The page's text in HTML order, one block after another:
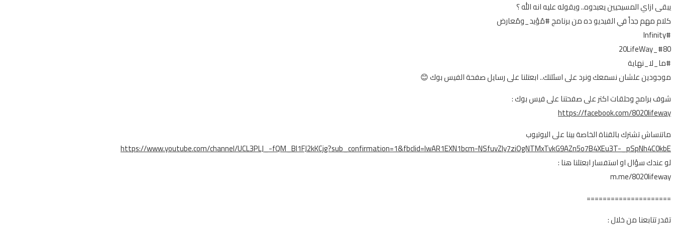
يبقى ازاي المسيحيين يعبدوه.. ويقوله عليه انه الله ؟
كلام مهم جداً في الفيديو ده من برنامج #مُؤيد_ومُعارض
#Infinity
#80_20LifeWay
#ما_لا_نهاية
موجودين علشان نسمعك ونرد على اسئلتك.. ابعتلنا على رسايل صفحة الفيس بوك 😊
شوف برامج وحلقات اكتر على صفحتنا على فيس بوك :
https://facebook.com/8020lifeway
ماتنساش تشترك بالقناة الخاصة بينا على اليوتيوب
https://www.youtube.com/channel/UCL3PLJ_-fQM_Bl1FJ2kKCjg?sub_confirmation=1&fbclid=IwAR1EXN1bcm-NSfuvZly7ziOgNTMxTvkG9AZn5o7B4XEu3T-_pSpNh4C0kbE
لو عندك سؤال او استفسار ابعتلنا هنا :
m.me/8020lifeway
=====================
تقدر تتابعنا من خلال :